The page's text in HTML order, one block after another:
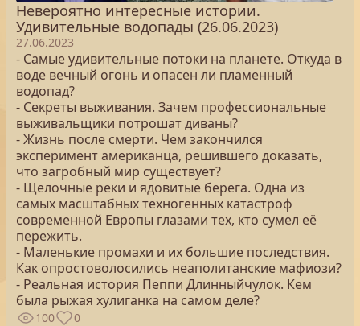
Невероятно интересные истории.
Удивительные водопады (26.06.2023)
27.06.2023
- Самые удивительные потоки на планете. Откуда в
воде вечный огонь и опасен ли пламенный
водопад?
- Секреты выживания. Зачем профессиональные
выживальщики потрошат диваны?
- Жизнь после смерти. Чем закончился
эксперимент американца, решившего доказать,
что загробный мир существует?
- Щелочные реки и ядовитые берега. Одна из
самых масштабных техногенных катастроф
современной Европы глазами тех, кто сумел её
пережить.
- Маленькие промахи и их большие последствия.
Как опростоволосились неаполитанские мафиози?
- Реальная история Пеппи Длинныйчулок. Кем
была рыжая хулиганка на самом деле?
100 0